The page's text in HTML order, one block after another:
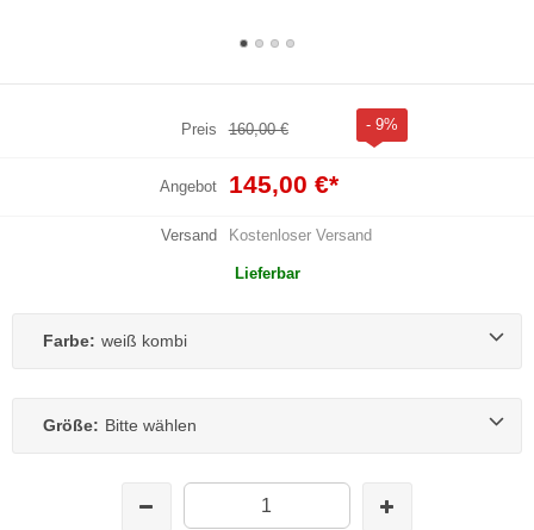
Preis 160,00 € - 9%
Angebot 145,00 €*
Versand Kostenloser Versand
Lieferbar
Farbe: weiß kombi
Größe: Bitte wählen